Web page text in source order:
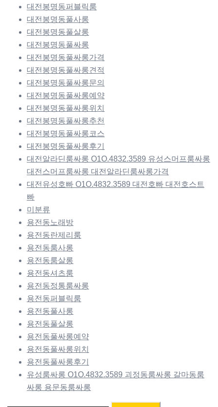
대전봉명동퍼블릭룸
대전봉명동풀사롱
대전봉명동풀살롱
대전봉명동풀싸롱
대전봉명동풀싸롱가격
대전봉명동풀싸롱견적
대전봉명동풀싸롱문의
대전봉명동풀싸롱예약
대전봉명동풀싸롱위치
대전봉명동풀싸롱추천
대전봉명동풀싸롱코스
대전봉명동풀싸롱후기
대전알라딘룸싸롱 O1O.4832.3589 유성스머프룸싸롱
대전스머프룸싸롱 대전알라딘룸싸롱가격
대전유성호빠 O1O.4832.3589 대전호빠 대전호스트
빠
미분류
용전동노래방
용전동란제리룸
용전동룸사롱
용전동룸살롱
용전동셔츠룸
용전동정통룸싸롱
용전동퍼블릭룸
용전동풀사롱
용전동풀살롱
용전동풀싸롱예약
용전동풀싸롱위치
용전동풀싸롱후기
유성룸싸롱 O1O.4832.3589 괴정동룸싸롱 갈마동룸
싸롱 용문동룸싸롱